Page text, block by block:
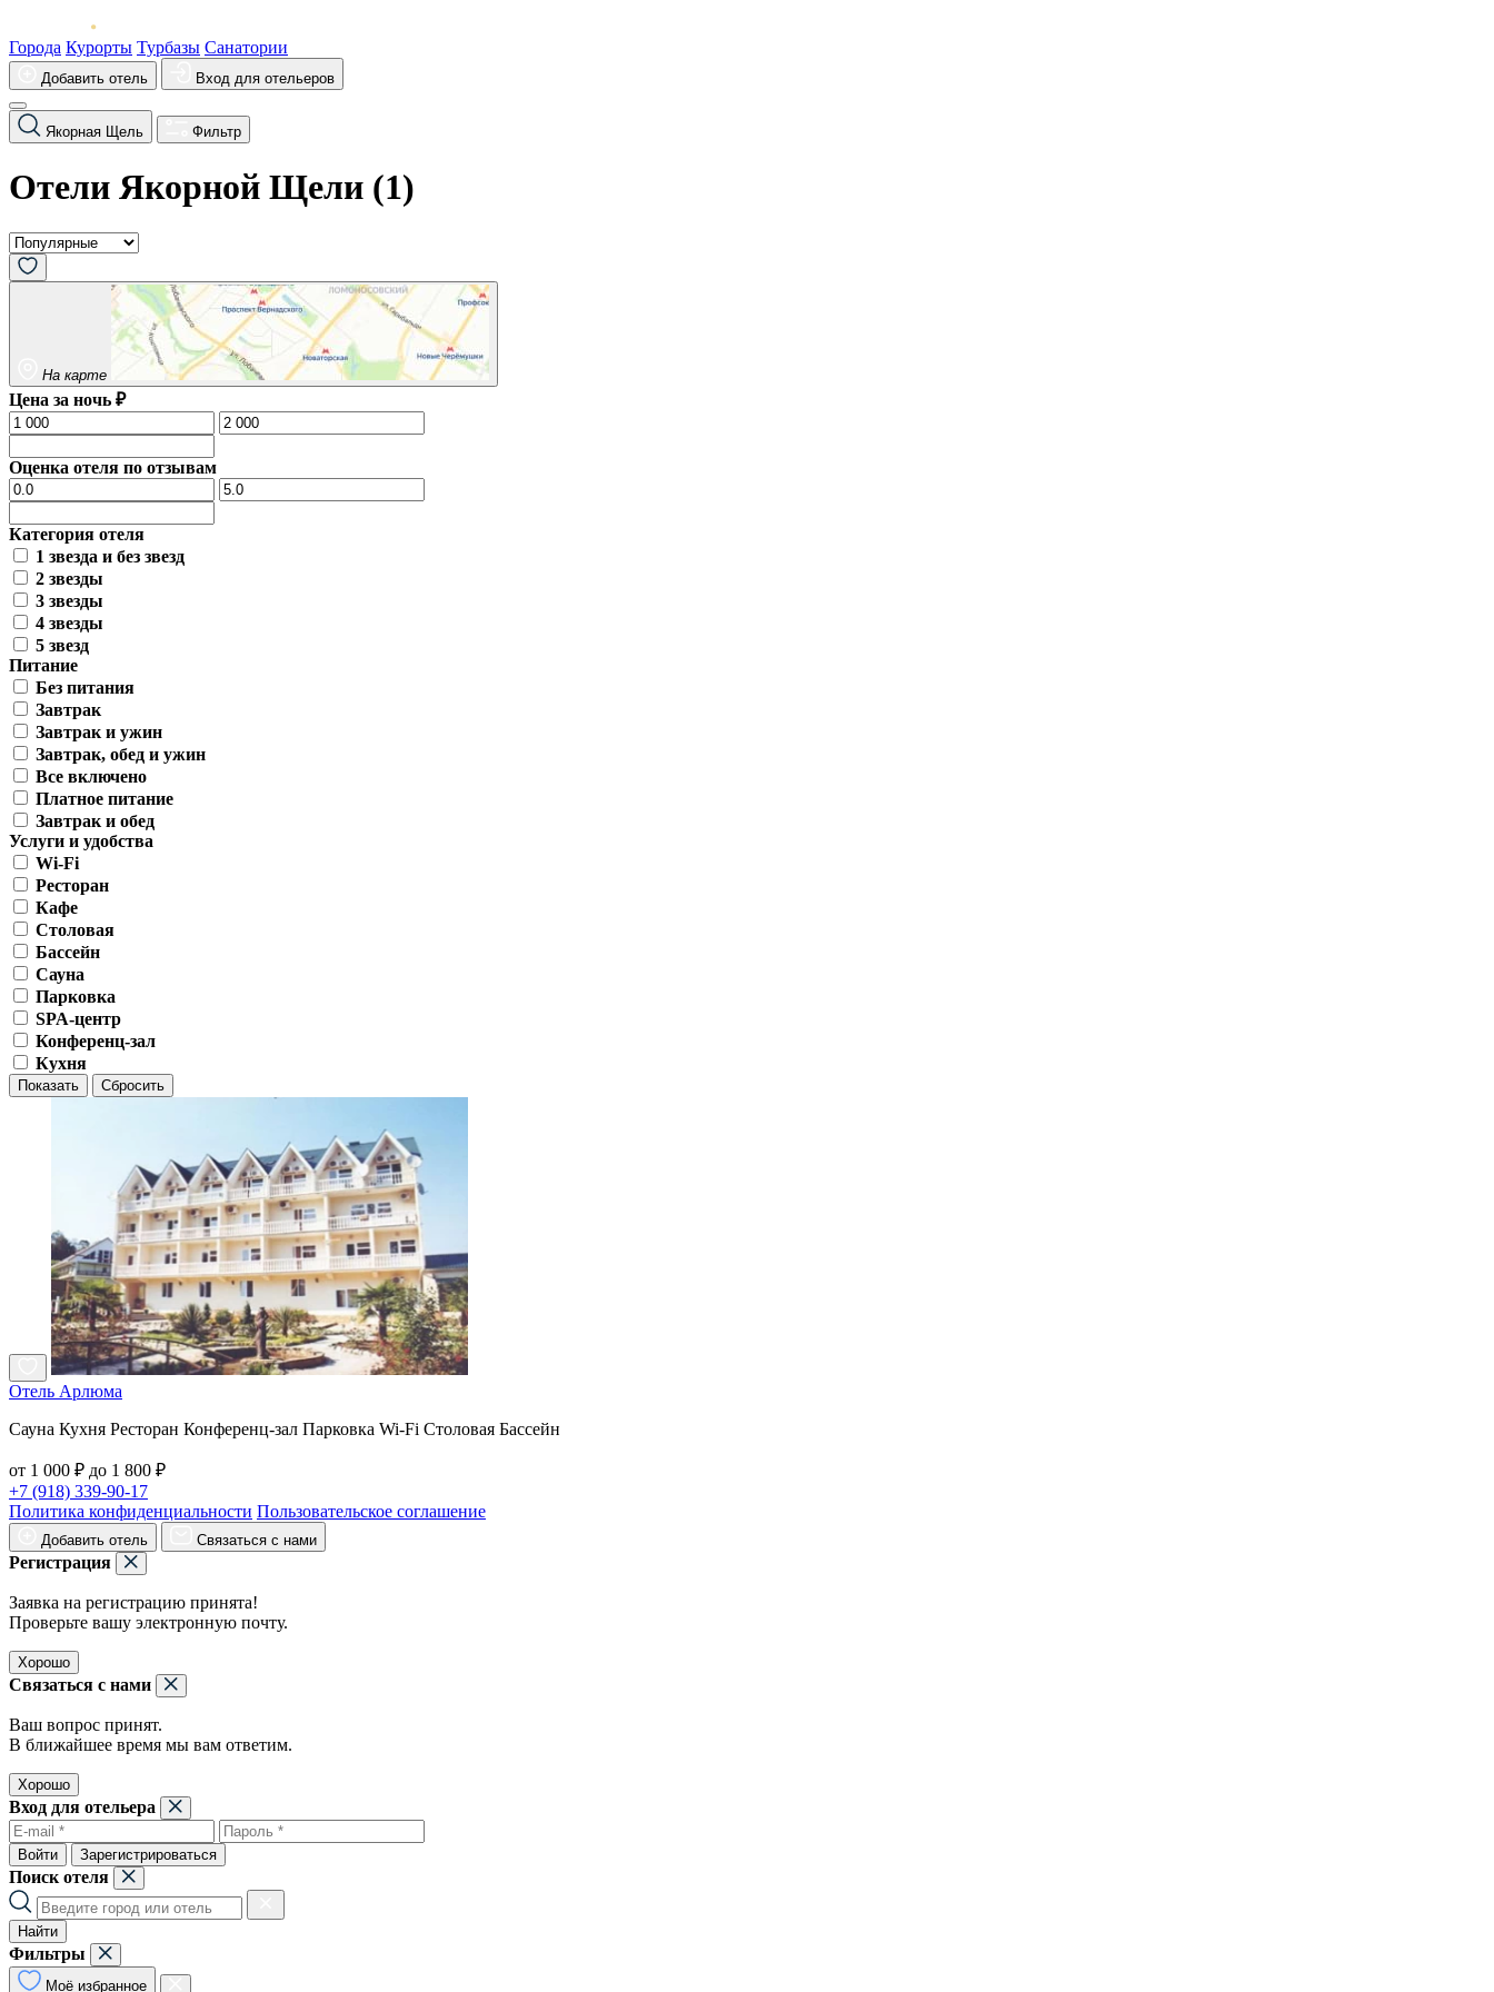
Города Курорты Турбазы Санатории
Добавить отель Вход для отельеров
Якорная Щель Фильтр
Отели Якорной Щели (1)
На карте
Цена за ночь ₽
Оценка отеля по отзывам
Категория отеля
1 звезда и без звезд
2 звезды
3 звезды
4 звезды
5 звезд
Питание
Без питания
Завтрак
Завтрак и ужин
Завтрак, обед и ужин
Все включено
Платное питание
Завтрак и обед
Услуги и удобства
Wi-Fi
Ресторан
Кафе
Столовая
Бассейн
Сауна
Парковка
SPA-центр
Конференц-зал
Кухня
Показать Сбросить
Отель Арлюма
Сауна Кухня Ресторан Конференц-зал Парковка Wi-Fi Столовая Бассейн
от 1 000 ₽ до 1 800 ₽
+7 (918) 339-90-17
Политика конфиденциальности Пользовательское соглашение
Добавить отель Связаться с нами
Регистрация
Заявка на регистрацию принята!
Проверьте вашу электронную почту.
Хорошо
Связаться с нами
Ваш вопрос принят.
В ближайшее время мы вам ответим.
Хорошо
Вход для отельера
Войти Зарегистрироваться
Поиск отеля
Найти
Фильтры
Моё избранное